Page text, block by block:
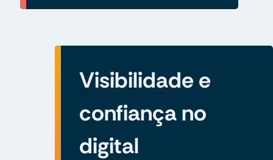
Visibilidade e
confiança no
digital